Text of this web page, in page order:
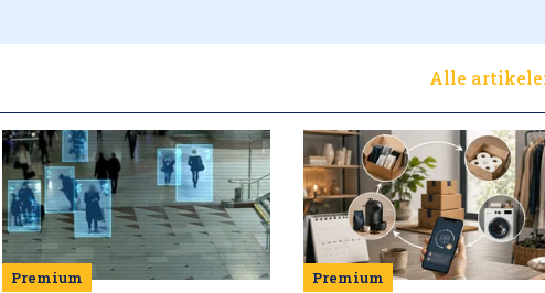
Alle
Premium Premium